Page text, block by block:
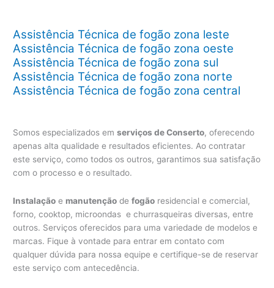
Assistência Técnica de fogão zona leste
Assistência Técnica de fogão zona oeste
Assistência Técnica de fogão zona sul
Assistência Técnica de fogão zona norte
Assistência Técnica de fogão zona central
Somos especializados emserviços de Conserto, oferecendo
apenas alta qualidade e resultados eficientes. Ao contratar
este serviço, como todos os outros, garantimos sua satisfação
com o processo e o resultado.
Instalação e manutenção defogão residencial e comercial,
forno, cooktop, microondas e churrasqueiras diversas, entre
outros. Serviços oferecidos para uma variedade de modelos e
marcas. Fique à vontade para entrar em contato com
qualquer dúvida para nossa equipe e certifique-se de reservar
este serviço com antecedência.